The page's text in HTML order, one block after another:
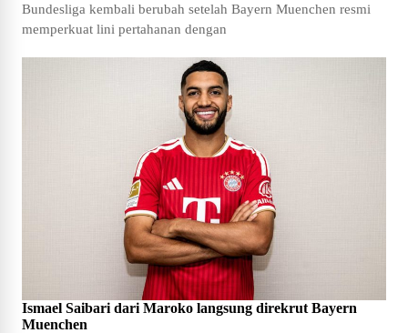
Bundesliga kembali berubah setelah Bayern Muenchen resmi
memperkuat lini pertahanan dengan
Ismael Saibari dari Maroko langsung direkrut Bayern
Muenchen